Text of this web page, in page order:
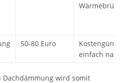
50-80 Euro
einfach
Dachdämmung wird somit